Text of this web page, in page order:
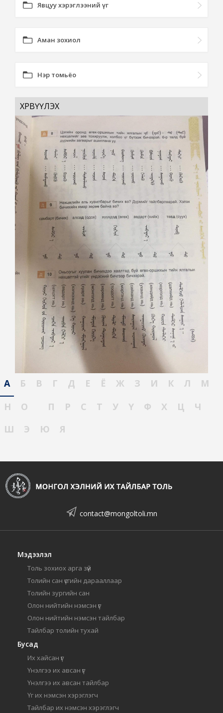
Явцуу хэрэглээний үг
Аман зохиол
Нэр томьёо
ХӨРВҮҮЛЭХ
А Б В Г Д Е Ё Ж З И К Л
М
Н
О П Р С Т У Ү Ф Х Ц
Ч
Ш
Э Ю Я
contact@mongoltoli.mn
Мэдээлэл
Толь зохиох арга зүй
Толийн сан үсгийн дарааллаар
Толийн зургийн сан
Олон нийтийн нэмсэн үг
Олон нийтийн нэмсэн тайлбар
Тайлбар толийн тухай
Бусад
Их хайсан үг
Үнэлгээ их авсан үг
Үнэлгээ их авсан тайлбар
Үг их нэмсэн хэрэглэгч
Тайлбар их нэмсэн хэрэглэгч